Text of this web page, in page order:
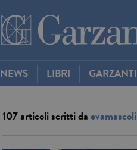
NEWS LIBRI
107 articoli scritti da